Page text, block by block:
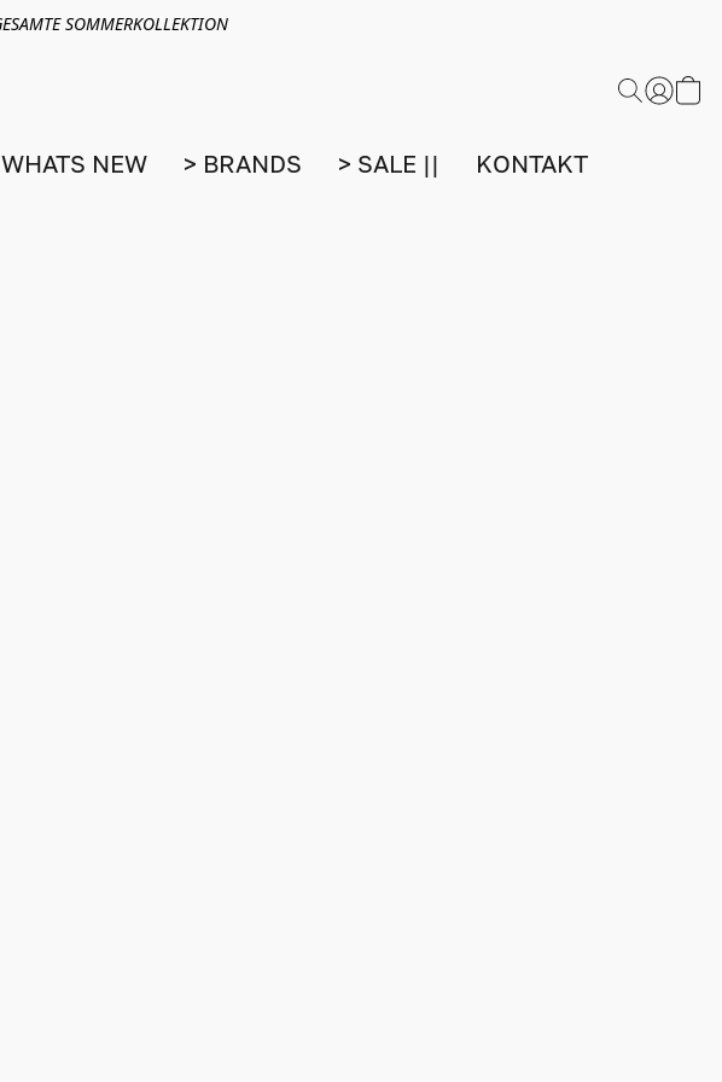
SOMMERKOLLEKTION
NEW > BRANDS > SALE || KONTAKT